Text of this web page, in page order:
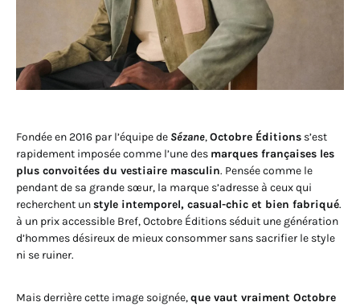
Fondée en 2016 par l’équipe de Sézane,Octobre Éditions s’est
rapidement imposée comme l’une des marques françaises les
plus convoitées du vestiaire masculin. Pensée comme le
pendant de sa grande sœur, la marque s’adresse à ceux qui
recherchent unstyle intemporel, casual-chic et bien fabriqué.
à un prix accessible Bref, Octobre Éditions séduit une génération
d’hommes désireux de mieux consommer sans sacrifier le style
ni se ruiner.
Mais derrière cette image soignée,que vaut vraiment Octobre